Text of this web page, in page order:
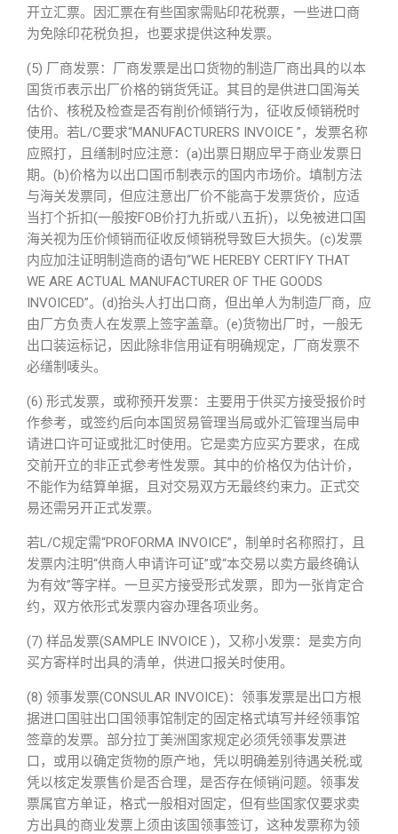
开立汇票。因汇票在有些国家需贴印花税票，一些进口商
为免除印花税负担，也要求提供这种发票。
(5) 厂商发票：厂商发票是出口货物的制造厂商出具的以本
国货币表示出厂价格的销货凭证。其目的是供进口国海关
估价、核税及检查是否有削价倾销行为，征收反倾销税时
使用。若L/C要求“MANUFACTURERS INVOICE ”，发票名称
应照打，且缮制时应注意：(a)出票日期应早于商业发票日
期。(b)价格为以出口国币制表示的国内市场价。填制方法
与海关发票同，但应注意出厂价不能高于发票货价，应适
当打个折扣(一般按FOB价打九折或八五折)，以免被进口国
海关视为压价倾销而征收反倾销税导致巨大损失。(c)发票
内应加注证明制造商的语句“WE HEREBY CERTIFY THAT
WE ARE ACTUAL MANUFACTURER OF THE GOODS
INVOICED”。(d)抬头人打出口商，但出单人为制造厂商，应
由厂方负责人在发票上签字盖章。(e)货物出厂时，一般无
出口装运标记，因此除非信用证有明确规定，厂商发票不
必缮制唛头。
(6) 形式发票，或称预开发票：主要用于供买方接受报价时
作参考，或签约后向本国贸易管理当局或外汇管理当局申
请进口许可证或批汇时使用。它是卖方应买方要求，在成
交前开立的非正式参考性发票。其中的价格仅为估计价，
不能作为结算单据，且对交易双方无最终约束力。正式交
易还需另开正式发票。
若L/C规定需“PROFORMA INVOICE”，制单时名称照打，且
发票内注明“供商人申请许可证”或“本交易以卖方最终确认
为有效”等字样。一旦买方接受形式发票，即为一张肯定合
约，双方依形式发票内容办理各项业务。
(7) 样品发票(SAMPLE INVOICE )，又称小发票：是卖方向
买方寄样时出具的清单，供进口报关时使用。
(8) 领事发票(CONSULAR INVOICE)：领事发票是出口方根
据进口国驻出口国领事馆制定的固定格式填写并经领事馆
签章的发票。部分拉丁美洲国家规定必须凭领事发票进
口，或用以确定货物的原产地，凭以明确差别待遇关税;或
凭以核定发票售价是否合理，是否存在倾销问题。领事发
票属官方单证，格式一般相对固定，但有些国家仅要求卖
方出具的商业发票上须由该国领事签订，这种发票称为领